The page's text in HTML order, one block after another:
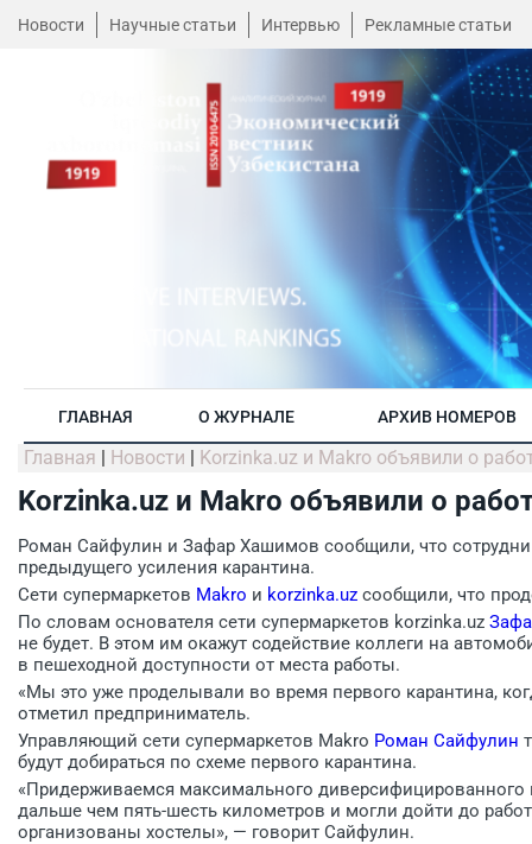
Новости Научные статьи Интервью Рекламные статьи
ГЛАВНАЯ О ЖУРНАЛЕ АРХИВ НОМЕРОВ
Главная | Новости | Korzinka.uz и Makro объявили о
Korzinka.uz и Makro объявили о
Роман Сайфулин и Зафар Хашимов сообщили, что
предыдущего усиления карантина.
Сети супермаркетов Makro и korzinka.uz сообщили, что
По словам основателя сети супермаркетов korzinka.uz
не будет. В этом им окажут содействие коллеги на
в пешеходной доступности от места работы.
«Мы это уже проделывали во время первого карантина,
отметил предприниматель.
Управляющий сети супермаркетов Makro Роман Сайфулин
будут добираться по схеме первого карантина.
«Придерживаемся максимального
дальше чем пять-шесть километров и могли дойти до
организованы хостелы», — говорит Сайфулин.